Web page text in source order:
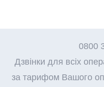
0800
Дзвінки для всіх
за тарифом Вашого